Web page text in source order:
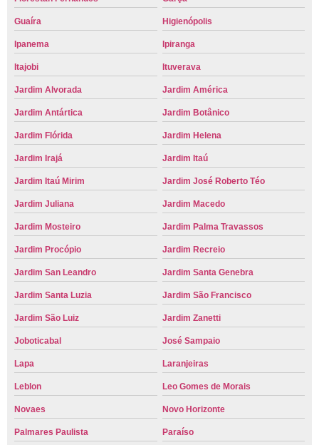
Guaíra Higienópolis
Ipanema Ipiranga
Itajobi Ituverava
Jardim Alvorada Jardim América
Jardim Antártica Jardim Botânico
Jardim Flórida Jardim Helena
Jardim Irajá Jardim Itaú
Jardim Itaú Mirim Jardim José Roberto Téo
Jardim Juliana Jardim Macedo
Jardim Mosteiro Jardim Palma Travassos
Jardim Procópio Jardim Recreio
Jardim San Leandro Jardim Santa Genebra
Jardim Santa Luzia Jardim São Francisco
Jardim São Luiz Jardim Zanetti
Joboticabal José Sampaio
Lapa Laranjeiras
Leblon Leo Gomes de Morais
Novaes Novo Horizonte
Palmares Paulista Paraíso